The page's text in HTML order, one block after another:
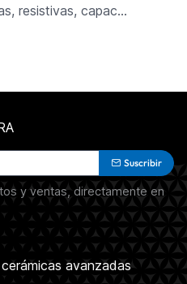
resistivas, capac…
Suscribir
y ventas, directamente en
avanzadas